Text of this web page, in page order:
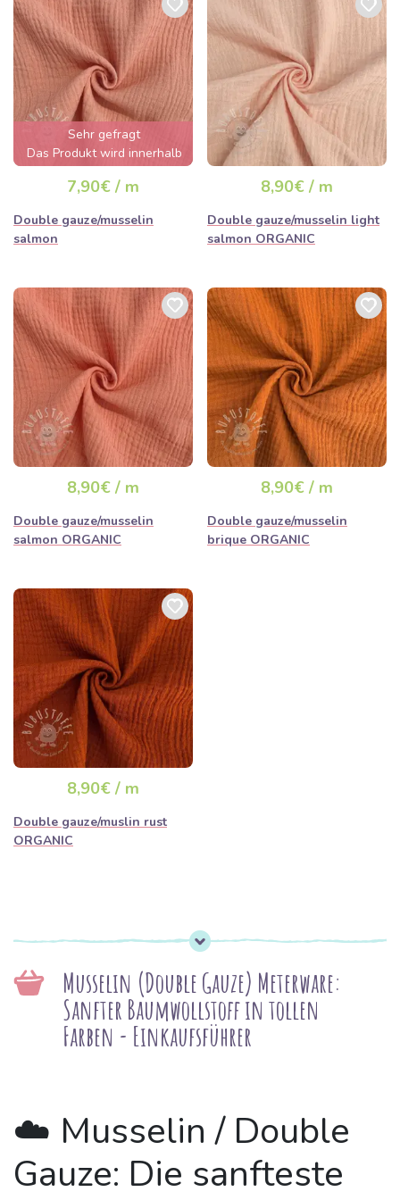
Sehr gefragt
Das Produkt wird innerhalb
von wenigen Stunden
ausverkauft sein
7,90€ / m
Double gauze/musselin
salmon
8,90€ / m
Double gauze/musselin light
salmon ORGANIC
8,90€ / m
Double gauze/musselin
salmon ORGANIC
8,90€ / m
Double gauze/musselin
brique ORGANIC
8,90€ / m
Double gauze/muslin rust
ORGANIC
Musselin (Double Gauze) Meterware:
Sanfter Baumwollstoff in tollen
Farben - Einkaufsführer
☁️ Musselin / Double
Gauze: Die sanfteste